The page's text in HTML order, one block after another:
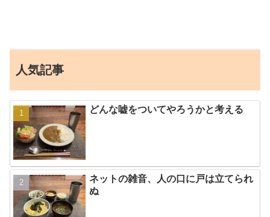
人気記事
どんな嘘をついてやろうかと考える
ネットの雑音、人の口に戸は立てられ
ぬ